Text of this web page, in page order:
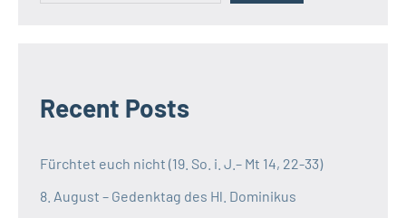
Recent Posts
Fürchtet euch nicht (19. So. i. J.– Mt 14, 22-33)
8. August – Gedenktag des Hl. Dominikus